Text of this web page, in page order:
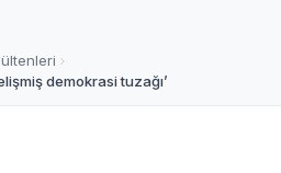
demokrasi tuzağı’